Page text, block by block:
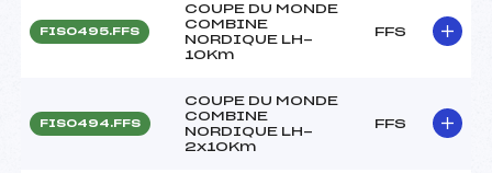
FIS0495.FFS
COUPE DU MONDE
COMBINE
NORDIQUE LH-
10Km
FFS
FIS0494.FFS
COUPE DU MONDE
COMBINE
NORDIQUE LH-
2x10Km
FFS